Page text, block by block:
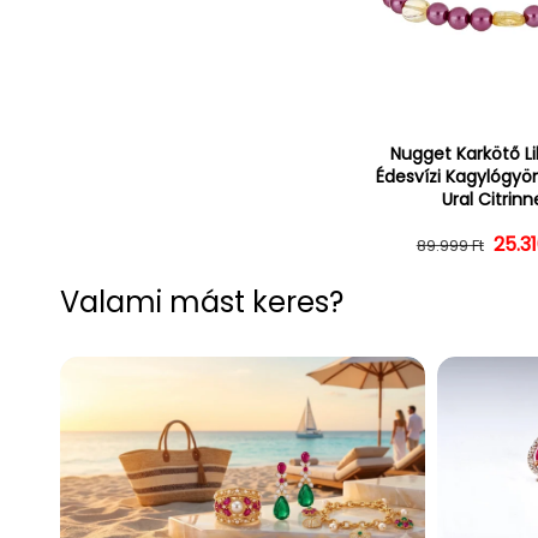
Nugget Karkötő
Édesvízi
Ural
89.999 Ft
Valami mást keres?